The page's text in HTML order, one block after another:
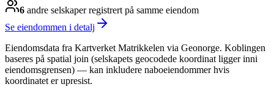
6 andre selskaperregistrert på samme eiendom
Se eiendommen i detalj
Eiendomsdata fra Kartverket Matrikkelen via Geonorge. Koblingen
baseres på spatial join (selskapets geocodede koordinat ligger inni
eiendomsgrensen) — kan inkludere naboeiendommer hvis
koordinatet er upresist.